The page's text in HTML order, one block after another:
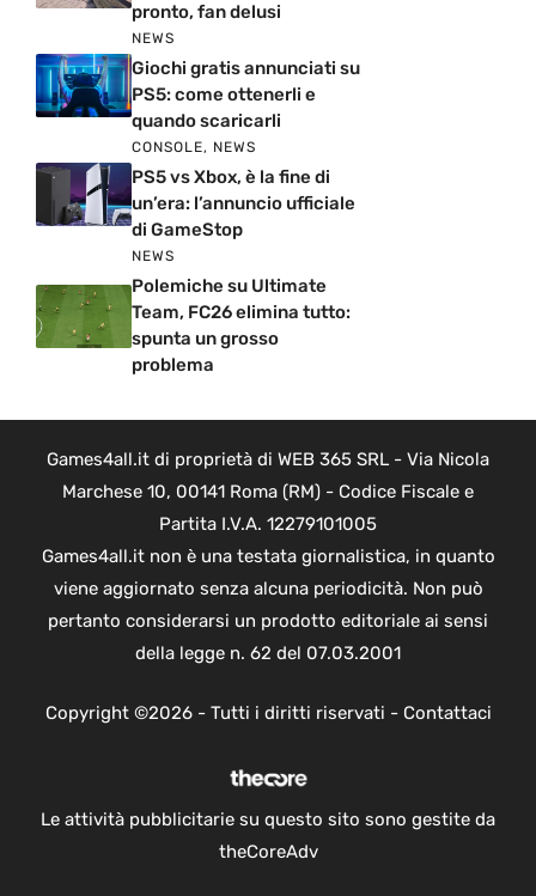
pronto, fan delusi
NEWS
Giochi gratis annunciati su
PS5: come ottenerli e
quando scaricarli
CONSOLE, NEWS
PS5 vs Xbox, è la fine di
un’era: l’annuncio ufficiale
di GameStop
NEWS
Polemiche su Ultimate
Team, FC26 elimina tutto:
spunta un grosso
problema
Games4all.it di proprietà di WEB 365 SRL - Via Nicola
Marchese 10, 00141 Roma (RM) - Codice Fiscale e
Partita I.V.A. 12279101005
Games4all.it non è una testata giornalistica, in quanto
viene aggiornato senza alcuna periodicità. Non può
pertanto considerarsi un prodotto editoriale ai sensi
della legge n. 62 del 07.03.2001
Copyright ©2026 - Tutti i diritti riservati - Contattaci
Le attività pubblicitarie su questo sito sono gestite da
theCoreAdv